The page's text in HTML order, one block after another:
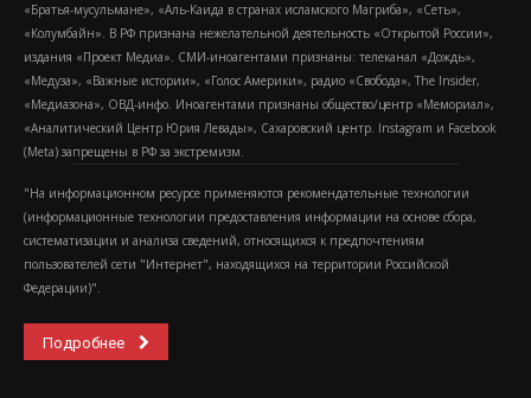
«Братья-мусульмане», «Аль-Каида в странах исламского Магриба», «Сеть»,
«Колумбайн». В РФ признана нежелательной деятельность «Открытой России»,
издания «Проект Медиа». СМИ-иноагентами признаны: телеканал «Дождь»,
«Медуза», «Важные истории», «Голос Америки», радио «Свобода», The Insider,
«Медиазона», ОВД-инфо. Иноагентами признаны общество/центр «Мемориал»,
«Аналитический Центр Юрия Левады», Сахаровский центр. Instagram и Facebook
(Metа) запрещены в РФ за экстремизм.
"На информационном ресурсе применяются рекомендательные технологии
(информационные технологии предоставления информации на основе сбора,
систематизации и анализа сведений, относящихся к предпочтениям
пользователей сети "Интернет", находящихся на территории Российской
Федерации)".
Подробнее